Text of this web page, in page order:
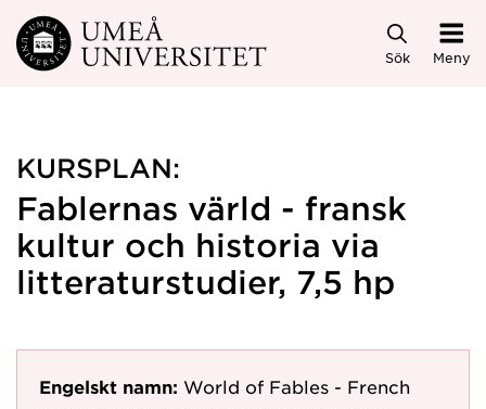
Hoppa direkt till innehållet
Sök Meny
KURSPLAN:
Fablernas värld - fransk
kultur och historia via
litteraturstudier, 7,5 hp
Engelskt namn: World of Fables - French